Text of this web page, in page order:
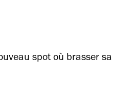
spot où brasser sa